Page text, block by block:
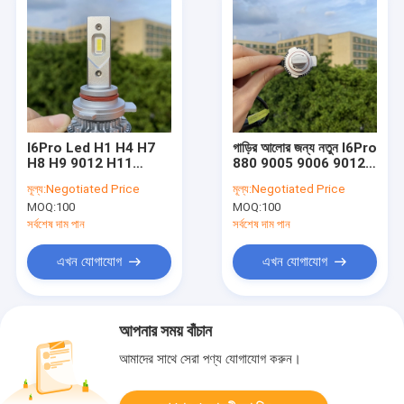
I6Pro Led H1 H4 H7
H8 H9 9012 H11
6500K গাড়ির নেতৃত্বাধীন
হেডলাইট সাদা 9005 Hb3
9006 লাইট বাল্ব
মূল্য:Negotiated Price
MOQ:100
সর্বশেষ দাম পান
এখন যোগাযোগ
গাড়ির আলোর জন্য নতুন I6Pro
880 9005 9006 9012
12000Lm হোয়াইট লাইট
কার লেড হেডলাইট বাল্ব
মূল্য:Negotiated Price
MOQ:100
সর্বশেষ দাম পান
এখন যোগাযোগ
আপনার সময় বাঁচান
আমাদের সাথে সেরা পণ্য যোগাযোগ করুন।